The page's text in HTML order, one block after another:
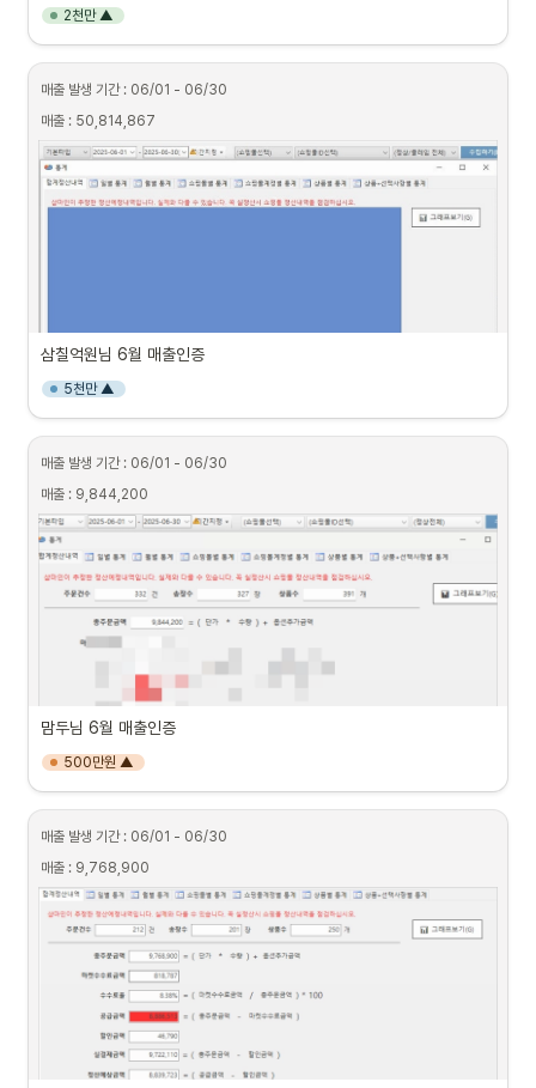
2천만 ▲
매출 발생 기간 : 06/01 - 06/30
매출 : 50,814,867
삼칠억원님 6월 매출인증
5천만 ▲
매출 발생 기간 : 06/01 - 06/30
매출 : 9,844,200
맘두님 6월 매출인증
500만원 ▲
매출 발생 기간 : 06/01 - 06/30
매출 : 9,768,900